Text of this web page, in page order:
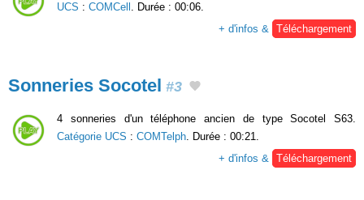
UCS : COMCell . Durée : 00:06.
+ d'infos & Téléchargement
Sonneries Socotel #3
4 sonneries d'un téléphone ancien de type Socotel S63.
Catégorie UCS : COMTelph . Durée : 00:21.
+ d'infos &
Téléchargement